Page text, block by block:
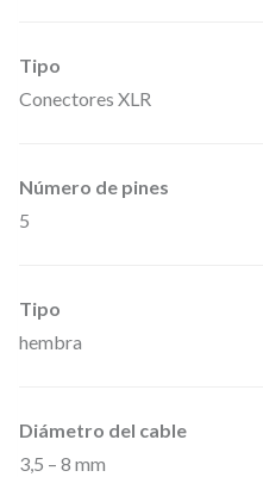
Tipo
Conectores XLR
Número de pines
5
Tipo
hembra
Diámetro del cable
3,5 – 8 mm